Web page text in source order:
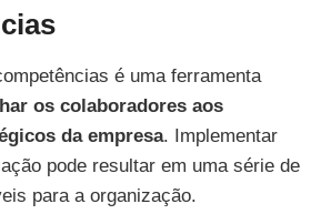
é uma ferramenta
os colaboradores aos
da empresa. Implementar
pode resultar em uma série de
para a organização.